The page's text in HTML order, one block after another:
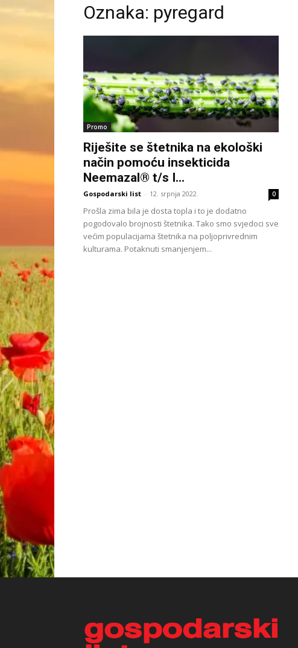
Oznaka: pyregard
Promo
Riješite se štetnika na ekološki
način pomoću insekticida
Neemazal® t/s I...
Gospodarski list - 12. srpnja 2022. 0
Prošla zima bila je dosta topla i to je dodatno
pogodovalo brojnosti štetnika. Tako smo svjedoci sve
većim populacijama štetnika na poljoprivrednim
kulturama. Potaknuti smanjenjem...